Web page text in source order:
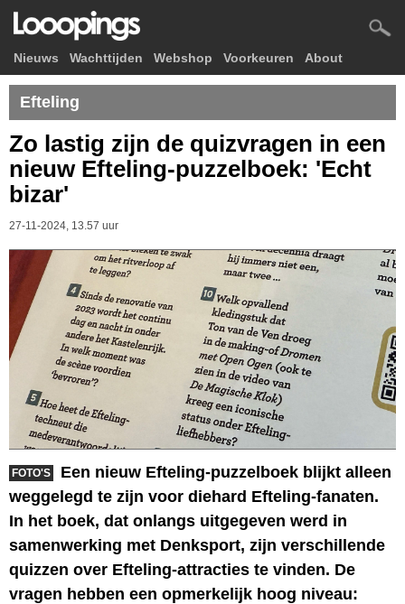
Nieuws Wachttijden Webshop Voorkeuren About
Efteling
Zo lastig zijn de quizvragen in een
nieuw Efteling-puzzelboek: 'Echt
bizar'
27-11-2024, 13.57 uur
FOTO'S
Een nieuw Efteling-puzzelboek blijkt alleen
weggelegd te zijn voor diehard Efteling-fanaten.
In het boek, dat onlangs uitgegeven werd in
samenwerking met Denksport, zijn verschillende
quizzen over Efteling-attracties te vinden. De
vragen hebben een opmerkelijk hoog niveau: